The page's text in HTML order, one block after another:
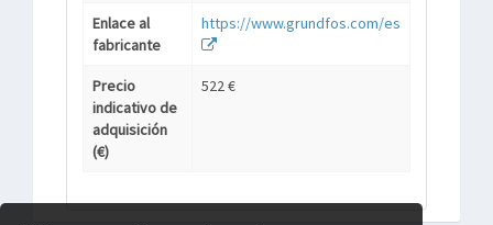
Enlace al
fabricante
https://www.grundfos.com/es
Precio
indicativo de
adquisición
(€)
522 €